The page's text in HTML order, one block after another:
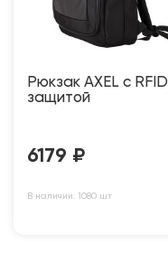
Рюкзак AXEL c RFID
защитой
6179 ₽
В наличии: 1080 шт